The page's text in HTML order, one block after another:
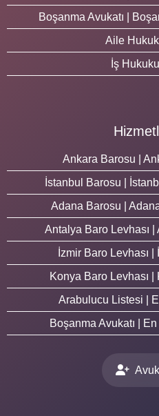
Boşanma Avukatı |
Aile
İş
Ankara Barosu |
İstanbul Barosu |
Adana Barosu |
Antalya Baro Levhası
İzmir Baro Levhası
Konya Baro Levhası
Arabulucu Listesi |
Boşanma Avukatı |